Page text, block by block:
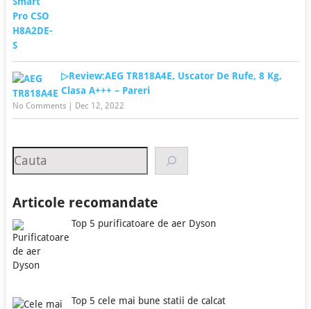
▷Review:AEG TR818A4E, Uscator De Rufe, 8 Kg,
Clasa A+++ – Pareri
No Comments| Dec 12, 2022
Search
Articole recomandate
Top 5 purificatoare de aer Dyson
Top 5 cele mai bune statii de calcat